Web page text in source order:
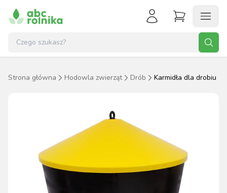
Strona główna Hodowla zwierząt Drób Karmidła dla drobiu